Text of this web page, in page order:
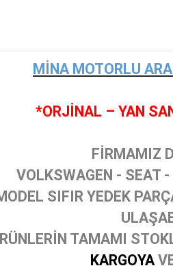
MİNA MOTORLU
*ORJİNAL – YAN
FİRMAMIZ
VOLKSWAGEN - SEAT
SIFIR YEDEK
TAMAMI
KARGOYA